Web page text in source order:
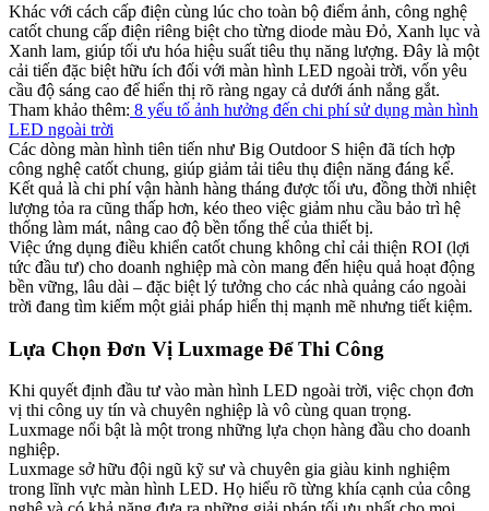
Khác với cách cấp điện cùng lúc cho toàn bộ điểm ảnh, công nghệ
catốt chung cấp điện riêng biệt cho từng diode màu Đỏ, Xanh lục và
Xanh lam, giúp tối ưu hóa hiệu suất tiêu thụ năng lượng. Đây là một
cải tiến đặc biệt hữu ích đối với màn hình LED ngoài trời, vốn yêu
cầu độ sáng cao để hiển thị rõ ràng ngay cả dưới ánh nắng gắt.
Tham khảo thêm: 8 yếu tố ảnh hưởng đến chi phí sử dụng màn hình
LED ngoài trời
Các dòng màn hình tiên tiến như Big Outdoor S hiện đã tích hợp
công nghệ catốt chung, giúp giảm tải tiêu thụ điện năng đáng kể.
Kết quả là chi phí vận hành hàng tháng được tối ưu, đồng thời nhiệt
lượng tỏa ra cũng thấp hơn, kéo theo việc giảm nhu cầu bảo trì hệ
thống làm mát, nâng cao độ bền tổng thể của thiết bị.
Việc ứng dụng điều khiển catốt chung không chỉ cải thiện ROI (lợi
tức đầu tư) cho doanh nghiệp mà còn mang đến hiệu quả hoạt động
bền vững, lâu dài – đặc biệt lý tưởng cho các nhà quảng cáo ngoài
trời đang tìm kiếm một giải pháp hiển thị mạnh mẽ nhưng tiết kiệm.
Lựa Chọn Đơn Vị Luxmage Để Thi Công​
Khi quyết định đầu tư vào màn hình LED ngoài trời, việc chọn đơn
vị thi công uy tín và chuyên nghiệp là vô cùng quan trọng.
Luxmage nổi bật là một trong những lựa chọn hàng đầu cho doanh
nghiệp.
Luxmage sở hữu đội ngũ kỹ sư và chuyên gia giàu kinh nghiệm
trong lĩnh vực màn hình LED. Họ hiểu rõ từng khía cạnh của công